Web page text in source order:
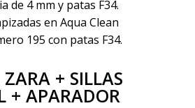
de 4 mm y patas F34.
en Aqua Clean
195 con patas F34.
ZARA + SILLAS
+ APARADOR